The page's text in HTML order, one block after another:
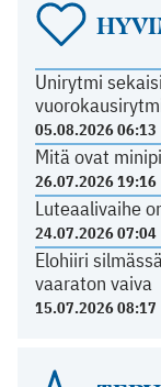
Unirytmi
05.08.2026 06:13
Mitä ovat
26.07.2026 19:16
Luteaalivaihe
24.07.2026 07:04
Elohiiri
vaaraton vaiva
15.07.2026 08:17